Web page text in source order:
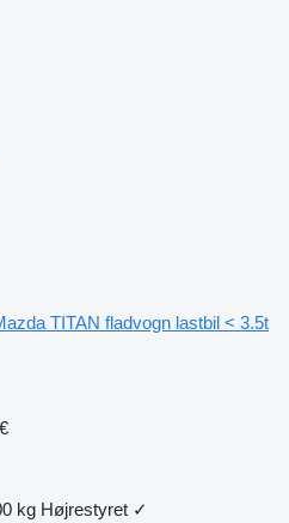
TITAN fladvogn lastbil < 3.5t
kg Højrestyret ✓